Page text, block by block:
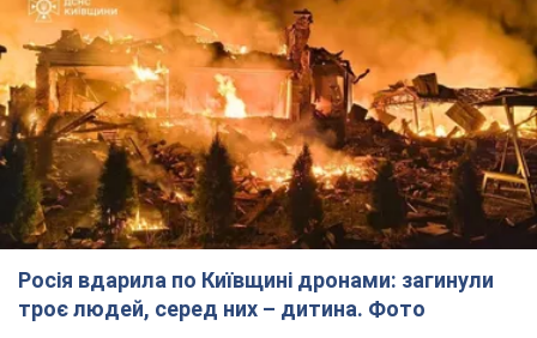
Росія вдарила по Київщині дронами: загинули
троє людей, серед них – дитина. Фото